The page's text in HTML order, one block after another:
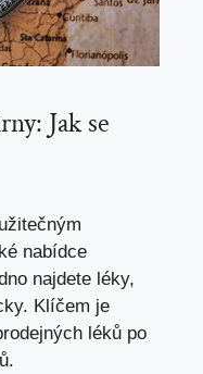
Jak se
nabídce
najdete léky,
Klíčem je
léků po